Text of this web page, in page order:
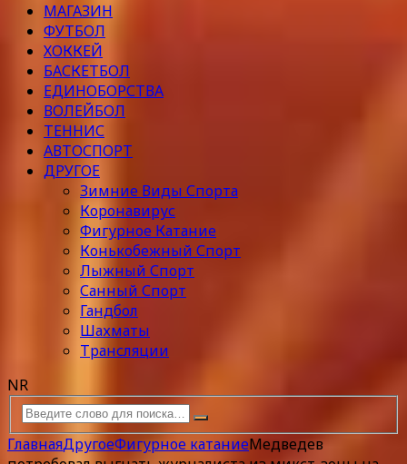
МАГАЗИН
ФУТБОЛ
ХОККЕЙ
БАСКЕТБОЛ
ЕДИНОБОРСТВА
ВОЛЕЙБОЛ
ТЕННИС
АВТОСПОРТ
ДРУГОЕ
Зимние Виды Спорта
Коронавирус
Фигурное Катание
Конькобежный Спорт
Лыжный Спорт
Санный Спорт
Гандбол
Шахматы
Трансляции
NR
ГлавнаяДругоеФигурное катаниеМедведев